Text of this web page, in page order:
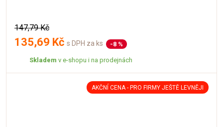
147,79 Kč
135,69 Kč s DPH za ks -8 %
Skladem v e-shopu i na prodejnách
AKČNÍ CENA - PRO FIRMY JEŠTĚ LEVNĚJI